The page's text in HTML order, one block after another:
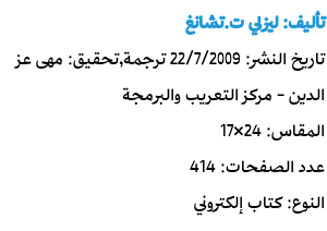
تأليف:ليزلي ت.تشانغ
تاريخ النشر:22/7/2009ترجمة,تحقيق:مهى عز
الدين - مركز التعريب والبرمجة
المقاس:24×17
عدد الصفحات:414
النوع:كتاب إلكتروني